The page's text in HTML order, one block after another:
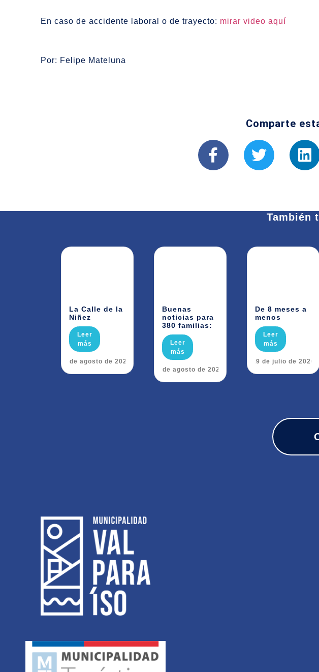
En caso de accidente laboral o de trayecto: mirar video aquí
Por: Felipe Mateluna
Comparte
También
La Calle de la
Niñez
Leer
más
6 de agosto de 2026
Buenas
noticias para
380 familias:
Leer
más
5 de agosto de 2026
De 8 meses a
menos
Leer
más
29 de julio de 2026